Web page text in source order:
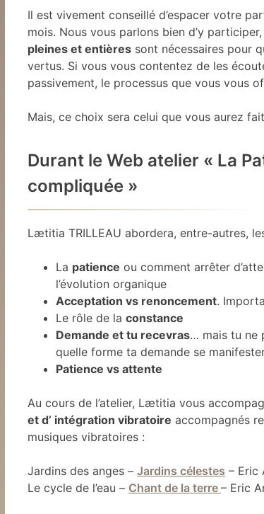
Il est vivement conseillé d’espacer votre
mois. Nous vous parlons bien d’y
pleines et entières sont nécessaires pour
vertus. Si vous vous contentez de les
passivement, le processus que vous vous
Mais, ce choix sera celui que vous aurez
Durant le Web atelier « La
compliquée »
Lætitia TRILLEAU abordera, entre-autres,
La patience ou comment arrêter
l’évolution organique
Acceptation vs renoncement.
Le rôle de la constance
Demande et tu recevras… mais tu ne
quelle forme ta demande se
Patience vs attente
Au cours de l’atelier, Lætitia vous
et d’ intégration vibratoire accompagnés
musiques vibratoires :
Jardins des anges – Jardins célestes – Eric
Le cycle de l’eau – Chant de la terre – Eric